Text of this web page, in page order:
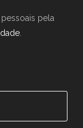
pela
.